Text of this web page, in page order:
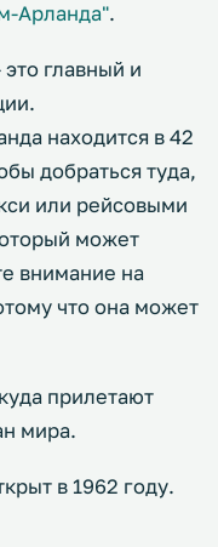
Арланда".
главный и
находится в 42
добраться туда,
или рейсовыми
может
внимание на
что она может
прилетают
мира.
в 1962 году.